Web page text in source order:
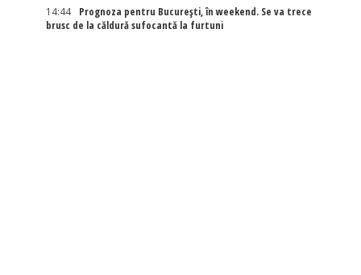
14:44
Prognoza pentru București, în weekend. Se va trece
brusc de la căldură sufocantă la furtuni